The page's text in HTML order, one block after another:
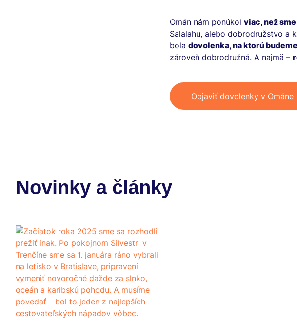
Omán nám ponúkol viac, než
Salalahu, alebo dobrodružstvo a
bola dovolenka, na ktorú
zároveň dobrodružná. A najmä –
Objaviť dovolenky v Ománe
Novinky a články